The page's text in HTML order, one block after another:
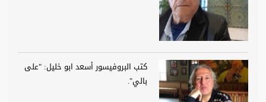
كتب البروفيسور أسعد ابو خليل: "على
بالي".